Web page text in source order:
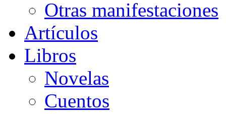
Otras manifestaciones
Artículos
Libros
Novelas
Cuentos